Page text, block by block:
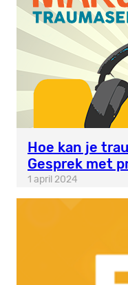
Hoe kan je
Gesprek met
1 april 2024